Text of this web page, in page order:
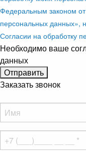
Федеральным законом
персональных данных»,
Согласии на обработку
Необходимо ваше
данных
Заказать звонок